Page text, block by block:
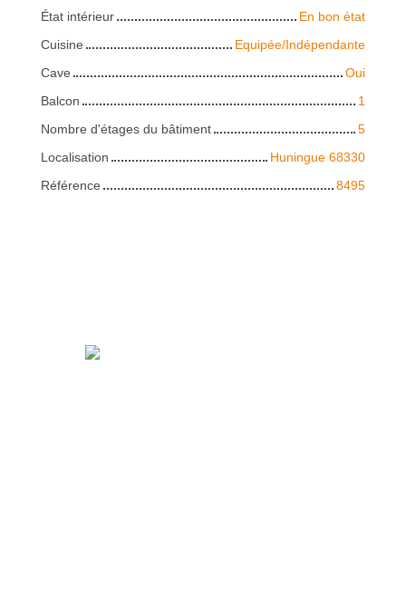
État intérieur
En bon état
Cuisine
Equipée/Indépendante
Cave
Oui
Balcon
1
Nombre d'étages du bâtiment
5
Localisation
Huningue 68330
Référence
8495